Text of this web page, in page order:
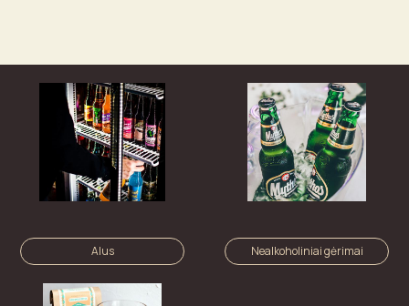
Alus Nealkoholiniai gėrimai